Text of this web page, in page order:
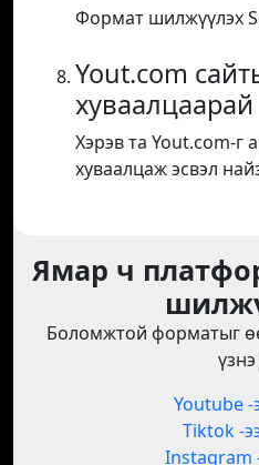
Формат шилжүүлэх
Yout.com
хуваалцаарай
Хэрэв та Yout.com-г
хуваалцаж эсвэл
Ямар ч
Боломжтой форматыг
Youtube -
Tiktok -
Instagram